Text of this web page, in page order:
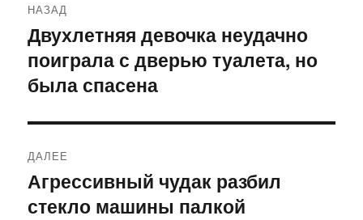
по
записям
НАЗАД
Предыдущая
запись:
Двухлетняя девочка неудачно
поиграла с дверью туалета, но
была спасена
ДАЛЕЕ
Следующая
запись:
Агрессивный чудак разбил
стекло машины палкой